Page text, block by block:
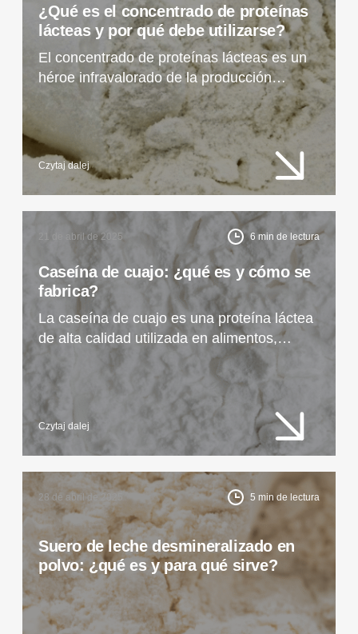
¿Qué es el concentrado de proteínas
lácteas y por qué debe utilizarse?
El concentrado de proteínas lácteas es un
héroe infravalorado de la producción
moderna de alimentos. Descubra cómo sus
propiedades nutricionales y tecnológicas
pueden enriquecer sus recetas.
Czytaj dalej
21 de abril de 2025 6 min de lectura
Caseína de cuajo: ¿qué es y cómo se
fabrica?
La caseína de cuajo es una proteína láctea
de alta calidad utilizada en alimentos,
suplementos y productos farmacéuticos.
Vea cómo se fabrica y qué la diferencia de
otras materias primas.
Czytaj dalej
28 de abril de 2025 5 min de lectura
Suero de leche desmineralizado en
polvo: ¿qué es y para qué sirve?